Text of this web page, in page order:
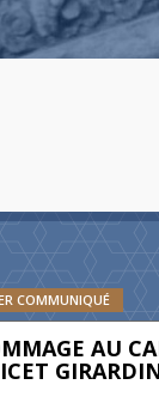
COMMUNIQUÉ
AU